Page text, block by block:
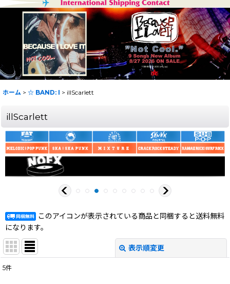
ホーム > ☆ BAND: I > illScarlett
illScarlett
このアイコンが表示されている商品と同梱すると送料無料
になります。
表示順変更
5件